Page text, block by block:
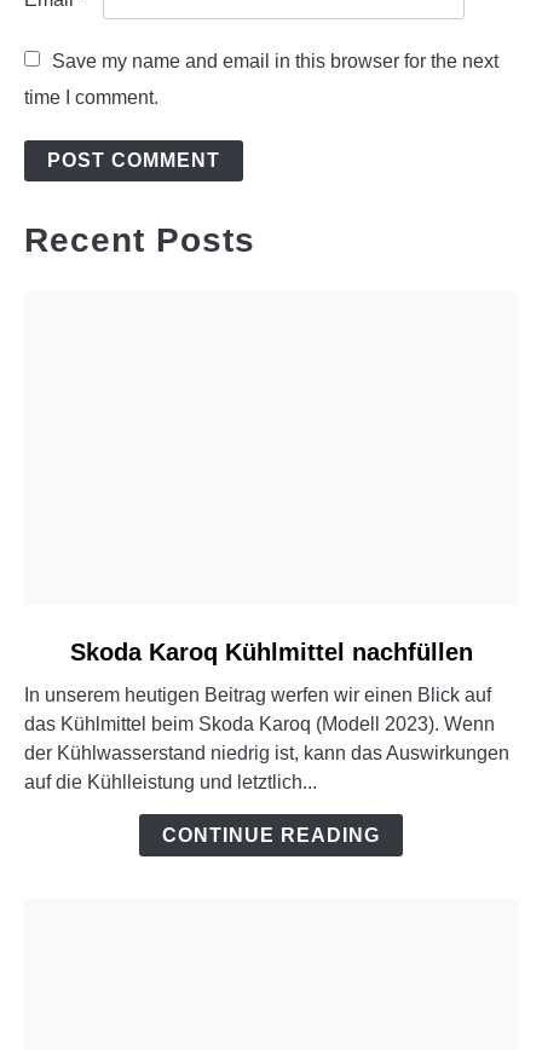
Save my name and email in this browser for the next
time I comment.
Recent Posts
Skoda
Karoq
Kühlmittel
nachfüllen
Skoda Karoq Kühlmittel nachfüllen
In unserem heutigen Beitrag werfen wir einen Blick auf
das Kühlmittel beim Skoda Karoq (Modell 2023). Wenn
der Kühlwasserstand niedrig ist, kann das Auswirkungen
auf die Kühlleistung und letztlich...
CONTINUE READING